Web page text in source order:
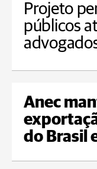
Projeto
públicos
Anec
do Brasil